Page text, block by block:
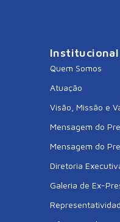
Institucional
Quem Somos
Atuação
Visão, Missão e
Mensagem do
Mensagem do
Diretoria
Galeria de Ex-